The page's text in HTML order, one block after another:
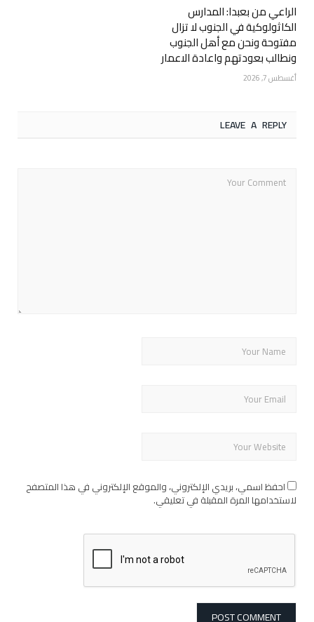
الراعي من بعبدا: المدارس
الكاثولوكية في الجنوب لا تزال
مفتوحة ونحن مع أهل الجنوب
ونطالب بعودتهم واعادة الاعمار
أغسطس 7, 2026
LEAVE A REPLY
احفظ اسمي، بريدي الإلكتروني، والموقع الإلكتروني في هذا المتصفح
لاستخدامها المرة المقبلة في تعليقي.